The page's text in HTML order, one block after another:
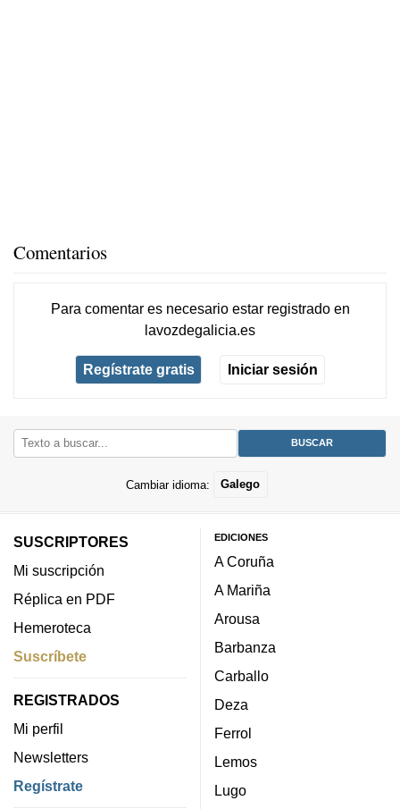
Comentarios
Para comentar es necesario estar registradoen
lavozdegalicia.es
Regístrate gratis Iniciar sesión
Cambiar idioma: Galego
SUSCRIPTORES
Mi suscripción
Réplica en PDF
Hemeroteca
Suscríbete
REGISTRADOS
Mi perfil
Newsletters
Regístrate
EDICIONES
A Coruña
A Mariña
Arousa
Barbanza
Carballo
Deza
Ferrol
Lemos
Lugo